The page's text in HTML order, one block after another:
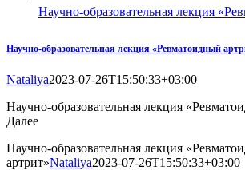
Научно-образовательная лекция
Научно-образовательная лекция «Ревматоидный
Nataliya2023-07-26T15:50:33+03:00
Научно-образовательная лекция
Далее
Научно-образовательная лекция
артрит»Nataliya2023-07-26T15:50:33+03:00